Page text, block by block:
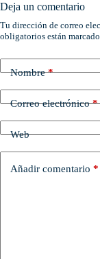
Deja un comentario
Tu dirección de correo
obligatorios están
Nombre*
Correo electrónico*
Web
Añadir comentario *